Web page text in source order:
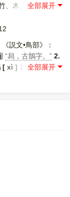
、木、玉、石、金
彩绘装饰的。
説文•鳥部》：
“舄，古鵲字。” 2.
[ xì ] 1.
加木底的
鹵兮生稻粱。”
桷有舄，路寢孔